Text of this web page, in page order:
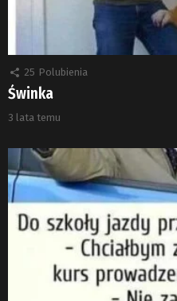
25 Polubienia
Świnka
3 lata temu